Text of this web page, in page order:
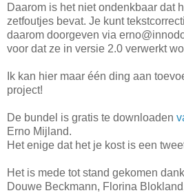
Daarom is het niet ondenkbaar dat
zetfoutjes bevat. Je kunt
daarom doorgeven via
voor dat ze in versie 2.0 verwerkt
Ik kan hier maar één ding aan
project!
De bundel is gratis te downloaden
Erno Mijland.
Het enige dat het je kost is een
Het is mede tot stand gekomen
Douwe Beckmann, Florina